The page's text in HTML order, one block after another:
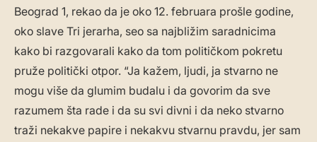
Beograd 1, rekao da je oko 12. februara prošle godine,
oko slave Tri jerarha, seo sa najbližim saradnicima
kako bi razgovarali kako da tom političkom pokretu
pruže politički otpor. “Ja kažem, ljudi, ja stvarno ne
mogu više da glumim budalu i da govorim da sve
razumem šta rade i da su svi divni i da neko stvarno
traži nekakve papire i nekakvu stvarnu pravdu, jer sam